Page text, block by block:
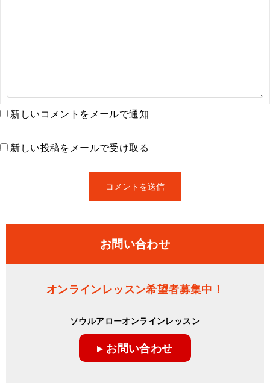
新しいコメントをメールで通知
新しい投稿をメールで受け取る
お問い合わせ
オンラインレッスン希望者募集中！
ソウルアローオンラインレッスン
▸ お問い合わせ